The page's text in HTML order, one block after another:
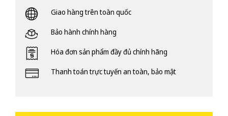
Giao hàng trên toàn quốc
Bảo hành chính hàng
Hóa đơn sản phẩm đầy đủ chính hãng
Thanh toán trực tuyến an toàn, bảo mật